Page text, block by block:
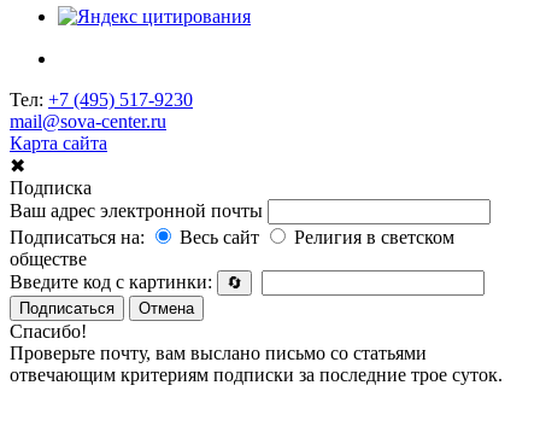
Тел: +7 (495) 517-9230
mail@sova-center.ru
Карта сайта
✖
Подписка
Ваш адрес электронной почты
Подписаться на:
Весь сайт
Религия в светском
обществе
Введите код с картинки:
🔄
Подписаться
Отмена
Спасибо!
Проверьте почту, вам выслано письмо со статьями
отвечающим критериям подписки за последние трое суток.